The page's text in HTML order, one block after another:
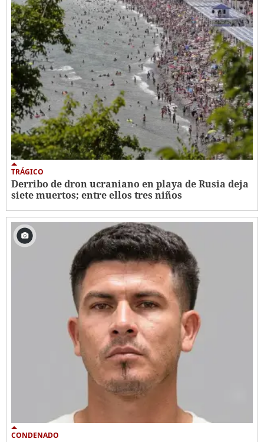
TRÁGICO
Derribo de dron ucraniano en playa de Rusia deja
siete muertos; entre ellos tres niños
CONDENADO